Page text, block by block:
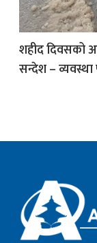
शहीद दिवसको
सन्देश –